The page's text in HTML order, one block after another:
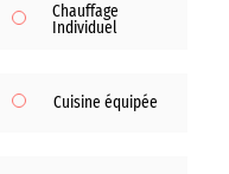
Chauffage
Individuel
Cuisine équipée